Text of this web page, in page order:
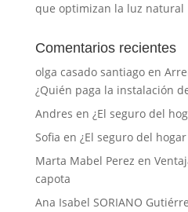
que optimizan la luz natural
Comentarios recientes
olga casado santiagoen
¿Quién paga la instalación
Andres en ¿El seguro del
Sofia en ¿El seguro del
Marta Mabel Perez en
capota
Ana Isabel SORIANO